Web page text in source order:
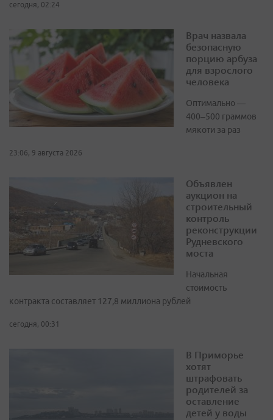
сегодня, 02:24
Врач назвала
безопасную
порцию арбуза
для взрослого
человека
Оптимально —
400–500 граммов
мякоти за раз
23:06, 9 августа 2026
Объявлен
аукцион на
строительный
контроль
реконструкции
Рудневского
моста
Начальная
стоимость
контракта составляет 127,8 миллиона рублей
сегодня, 00:31
В Приморье
хотят
штрафовать
родителей за
оставление
детей у воды